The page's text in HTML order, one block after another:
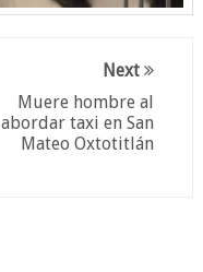
Next
Muere hombre al
abordar taxi en San
Mateo Oxtotitlán